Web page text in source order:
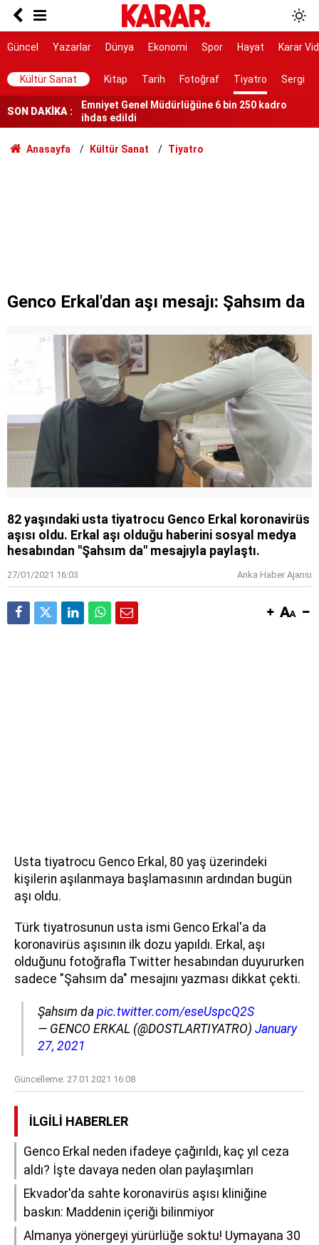
Güncel Yazarlar Dünya Ekonomi Spor Hayat Karar
Kültür Sanat Kitap Tarih Fotoğraf Tiyatro Sergi
SON DAKİKA :
Öğrenci affı resmen yürürlükte! İşte
üniversiteye dönüşün şartları
Gürlek: Çocuk adalet sistemimizi daha güçlü ve
caydırıcı hale getirdik
Emniyet Genel Müdürlüğüne 6 bin 250 kadro
ihdas edildi
Resmi Gazete'de yayımlandı: Dört ülkeye yeni
büyükelçi atandı
Turhan Çömez hakkında soruşturma
Anasayfa Kültür Sanat Tiyatro
Genco Erkal'dan aşı mesajı: Şahsım da
82 yaşındaki usta tiyatrocu Genco Erkal koronavirüs
aşısı oldu. Erkal aşı olduğu haberini sosyal medya
hesabından "Şahsım da" mesajıyla paylaştı.
27/01/2021 16:03 Anka Haber Ajansı
Usta tiyatrocu Genco Erkal, 80 yaş üzerindeki
kişilerin aşılanmaya başlamasının ardından bugün
aşı oldu.
Türk tiyatrosunun usta ismi Genco Erkal'a da
koronavirüs aşısının ilk dozu yapıldı. Erkal, aşı
olduğunu fotoğrafla Twitter hesabından duyururken
sadece "Şahsım da" mesajını yazması dikkat çekti.
Şahsım da pic.twitter.com/eseUspcQ2S
— GENCO ERKAL (@DOSTLARTIYATRO) January
27, 2021
Güncelleme: 27.01.2021 16:08
İLGILI HABERLER
Genco Erkal neden ifadeye çağırıldı, kaç yıl ceza
aldı? İşte davaya neden olan paylaşımları
Ekvador'da sahte koronavirüs aşısı kliniğine
baskın: Maddenin içeriği bilinmiyor
Almanya yönergeyi yürürlüğe soktu! Uymayana 30